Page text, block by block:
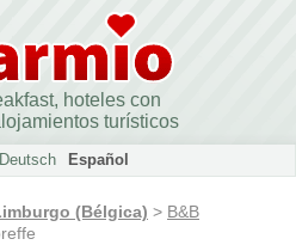
hoteles con
turísticos
Deutsch Español
(Bélgica) > B&B